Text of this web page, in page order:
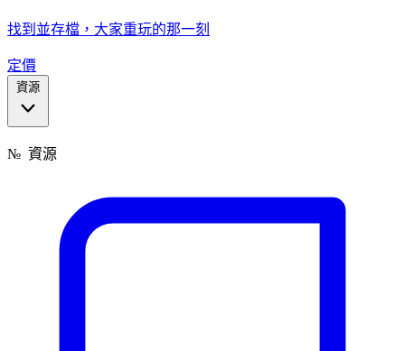
找到並存檔，大家重玩的那一刻
定價
資源
№ 資源